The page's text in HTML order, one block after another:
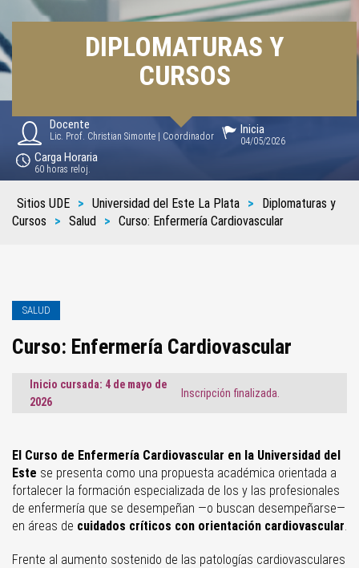
DIPLOMATURAS Y
CURSOS
Docente
Lic. Prof. Christian Simonte | Coordinador Inicia
04/05/2026
Carga Horaria
60 horas reloj.
Sitios UDE > Universidad del Este La Plata >
Diplomaturas y
Cursos
> Salud > Curso: Enfermería Cardiovascular
SALUD
Curso: Enfermería Cardiovascular
Inicio cursada: 4 de mayo de
2026
Inscripción finalizada.
El Curso de Enfermería Cardiovascular en la Universidad del
Este se presenta como una propuesta académica orientada a
fortalecer la formación especializada de los y las profesionales
de enfermería que se desempeñan —o buscan desempeñarse—
en áreas de cuidados críticos con orientación cardiovascular
Frente al aumento sostenido de las patologías cardiovasculares